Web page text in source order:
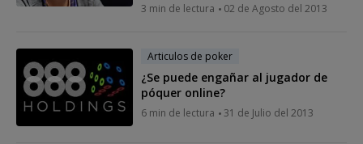
3 min de lectura 02 de Agosto del 2013
Articulos de poker
¿Se puede engañar al jugador de
póquer online?
6 min de lectura 31 de Julio del 2013